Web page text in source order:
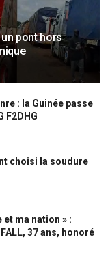
pont hors
: la Guinée passe
F2DHG
choisi la soudure
ma nation » :
37 ans, honoré